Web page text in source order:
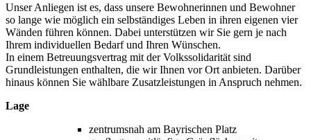
Unser Anliegen ist es, dass unsere Bewohnerinnen und Bewohner
so lange wie möglich ein selbständiges Leben in ihren eigenen vier
Wänden führen können. Dabei unterstützen wir Sie gern je nach
Ihrem individuellen Bedarf und Ihren Wünschen.
In einem Betreuungsvertrag mit der Volkssolidarität sind
Grundleistungen enthalten, die wir Ihnen vor Ort anbieten. Darüber
hinaus können Sie wählbare Zusatzleistungen in Anspruch nehmen.
Lage
zentrumsnah am Bayrischen Platz